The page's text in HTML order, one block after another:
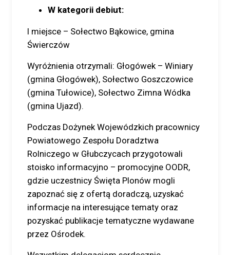
W kategorii debiut:
I miejsce – Sołectwo Bąkowice, gmina
Świerczów
Wyróżnienia otrzymali: Głogówek – Winiary
(gmina Głogówek), Sołectwo Goszczowice
(gmina Tułowice), Sołectwo Zimna Wódka
(gmina Ujazd).
Podczas Dożynek Wojewódzkich pracownicy
Powiatowego Zespołu Doradztwa
Rolniczego w Głubczycach przygotowali
stoisko informacyjno – promocyjne OODR,
gdzie uczestnicy Święta Plonów mogli
zapoznać się z ofertą doradczą, uzyskać
informacje na interesujące tematy oraz
pozyskać publikacje tematyczne wydawane
przez Ośrodek.